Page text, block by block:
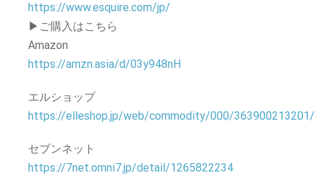
https://www.esquire.com/jp/
▶ご購入はこちら
Amazon
https://amzn.asia/d/03y948nH
エルショップ
https://elleshop.jp/web/commodity/000/363900213201/
セブンネット
https://7net.omni7.jp/detail/1265822234